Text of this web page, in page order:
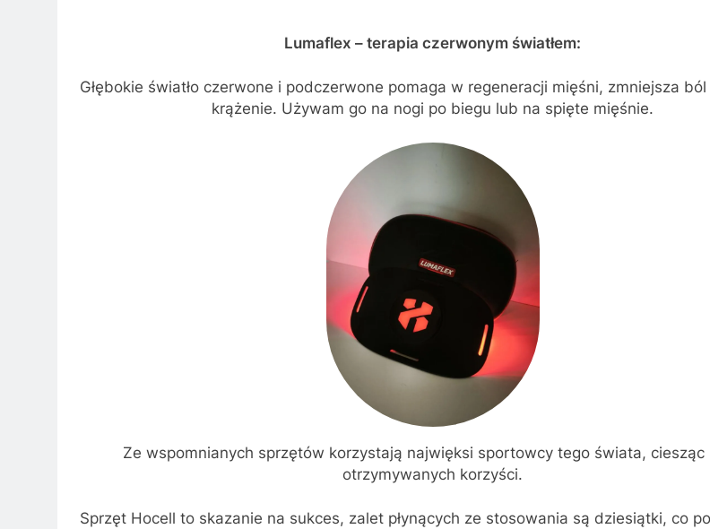
Lumaflex – terapia czerwonym światłem:
Głębokie światło czerwone i podczerwone pomaga w regeneracji mięśni, zmniejsza
krążenie. Używam go na nogi po biegu lub na spięte mięśnie.
Ze wspomnianych sprzętów korzystają najwięksi sportowcy tego świata, ciesząc
otrzymywanych korzyści.
Sprzęt Hocell to skazanie na sukces, zalet płynących ze stosowania są dziesiątki, co